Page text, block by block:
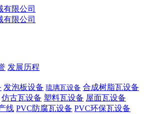
发展历程
发泡板设备 琉璃瓦设备 合成树脂瓦设备
仿古瓦设备 塑料瓦设备 屋面瓦设备
线 PVC防腐瓦设备 PVC环保瓦设备